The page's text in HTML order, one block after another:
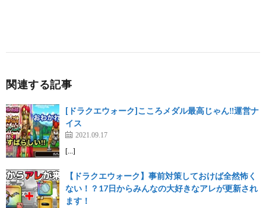
関連する記事
[ドラクエウォーク]こころメダル最高じゃん‼︎運営ナ
イス
2021.09.17
[…]
【ドラクエウォーク】事前対策しておけば全然怖く
ない！？17日からみんなの大好きなアレが更新され
ます！